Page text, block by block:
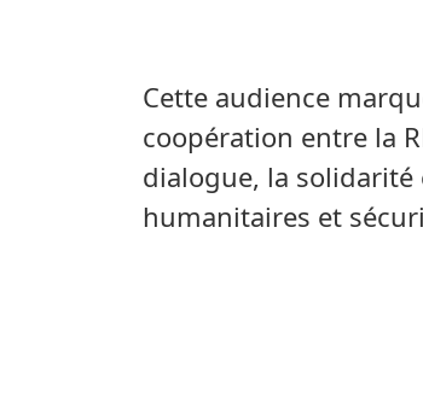
Cette audience
coopération entre la
dialogue, la
humanitaires et